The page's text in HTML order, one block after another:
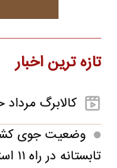
تازه ترین اخبار
کالابرگ مرداد حدود ۴۰‌ میلیون
تابستانه در راه ۱۱ استان